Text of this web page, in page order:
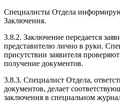
Специалисты Отдела
Заключения.
3.8.2. Заключение передается
представителю лично в руки.
присутствии заявителя
получение документов.
3.8.3. Специалист Отдела,
документов, делает
заключения в специальном